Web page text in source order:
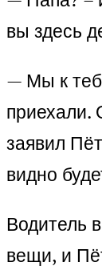
вы здесь
— Мы к
приехали.
заявил
видно
Водитель
вещи, и